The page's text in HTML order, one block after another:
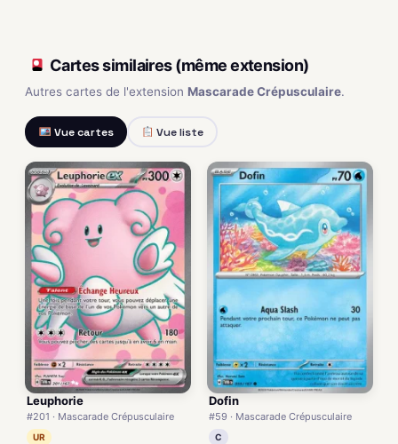
Cartes similaires (même extension)
Autres cartes de l'extension Mascarade Crépusculaire.
Vue cartes Vue liste
Leuphorie
#201 · Mascarade Crépusculaire
UR
Dofin
#59 · Mascarade Crépusculaire
C